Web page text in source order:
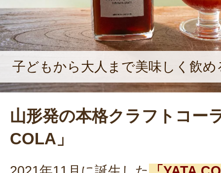
「YATA COLA」だ。
子どもから大人まで美味しく飲め
山形発の本格クラフトコー
COLA」